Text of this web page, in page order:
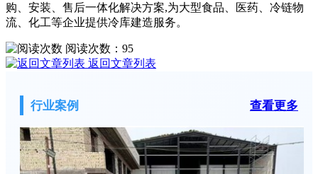
购、安装、售后一体化解决方案,为大型食品、医药、冷链物
流、化工等企业提供冷库建造服务。
阅读次数： 95
返回文章列表
行业案例 查看更多